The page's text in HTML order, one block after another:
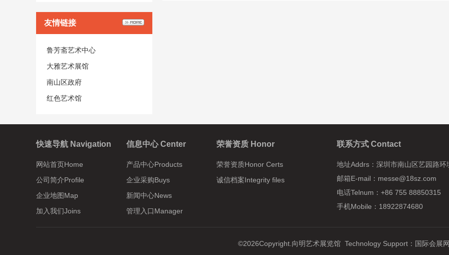
友情链接
鲁芳斋艺术中心
大雅艺术展馆
南山区政府
红色艺术馆
快速导航 Navigation
网站首页Home
公司简介Profile
企业地图Map
加入我们Joins
信息中心 Center
产品中心Products
企业采购Buys
新闻中心News
管理入口Manager
荣誉资质 Honor
荣誉资质Honor Certs
诚信档案Integrity files
联系方式 Contact
地址Addrs： 深圳市南山区艺园路环
邮箱E-mail：messe@18sz.com
电话Telnum：+86 755 88850315
手机Mobile：18922874680
©2026Copyright.向明艺术展览馆 Technology Support： 国际会展